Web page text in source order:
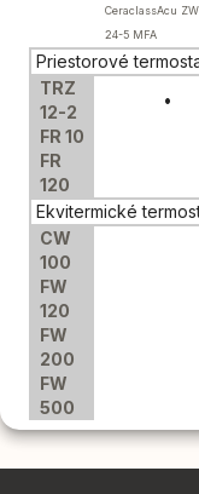
CeraclassAcu
24-5 MFA
Priestorové
TRZ
12-2
•
FR 10
FR
120
Ekvitermické
CW
100
FW
120
FW
200
FW
500